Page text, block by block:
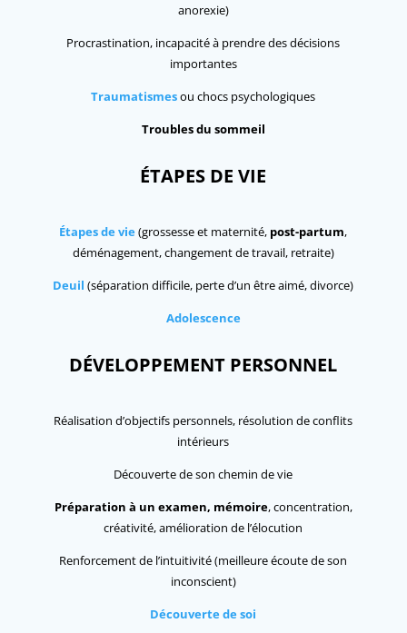
anorexie)
Procrastination, incapacité à prendre des décisions
importantes
Traumatismesou chocs psychologiques
Troubles du sommeil
ÉTAPES DE VIE
Étapes de vie(grossesse et maternité, post-partum,
déménagement, changement de travail, retraite)
Deuil (séparation difficile, perte d’un être aimé, divorce)
Adolescence
DÉVELOPPEMENT PERSONNEL
Réalisation d’objectifs personnels, résolution de conflits
intérieurs
Découverte de son chemin de vie
Préparation à un examen, mémoire, concentration,
créativité, amélioration de l’élocution
Renforcement de l’intuitivité (meilleure écoute de son
inconscient)
Découverte de soi